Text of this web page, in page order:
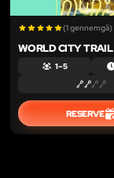
(1 gennemgå)
WORLD CITY TRAIL
1 – 5
RESERVE